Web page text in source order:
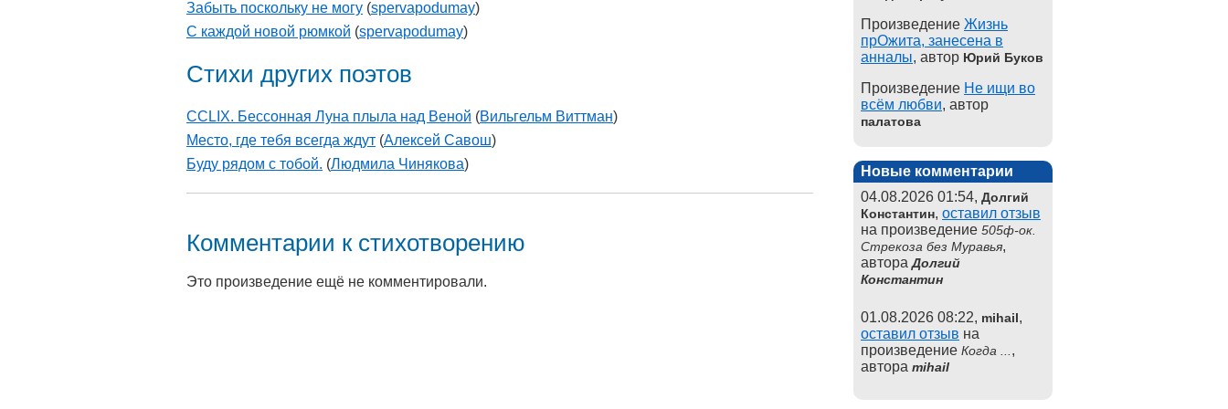
Забыть поскольку не могу (spervapodumay)
С каждой новой рюмкой (spervapodumay)
Стихи других поэтов
CCLIX. Бессонная Луна плыла над Веной (Вильгельм Виттман)
Место, где тебя всегда ждут (Алексей Савош)
Буду рядом с тобой. (Людмила Чинякова)
Комментарии к стихотворению
Это произведение ещё не комментировали.
Произведение Жизнь
прОжита, занесена в
анналы, автор Юрий Буков
Произведение Не ищи во
всём любви, автор
палатова
Новые комментарии
04.08.2026 01:54, Долгий
Константин, оставил отзыв
на произведение 505ф-ок.
Стрекоза без Муравья,
автораДолгий
Константин
01.08.2026 08:22, mihail,
оставил отзыв на
произведение Когда ... ,
автора mihail